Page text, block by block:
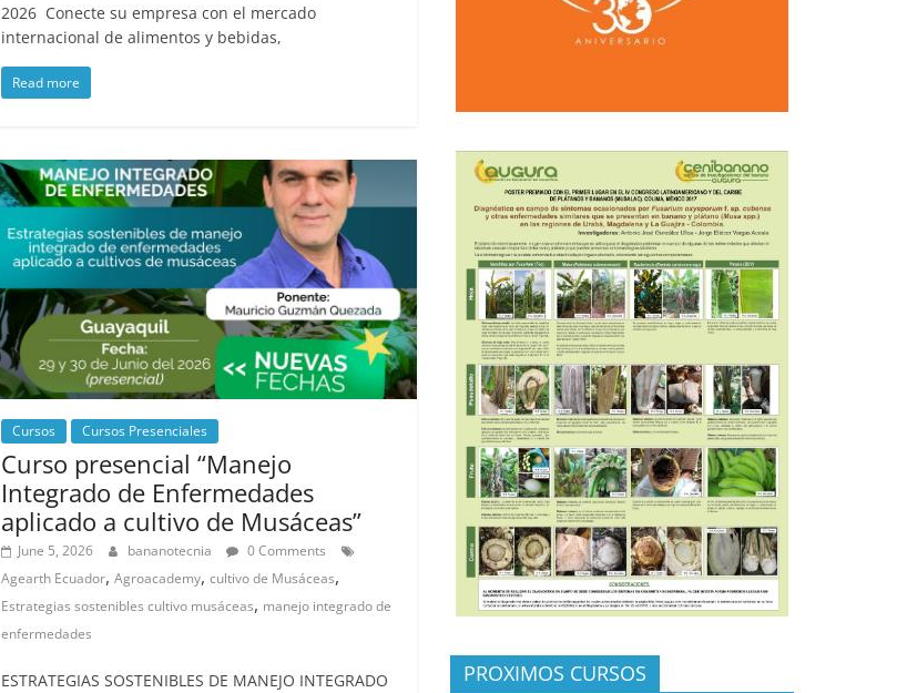
2026 Conecte su empresa con el mercado
internacional de alimentos y bebidas,
Read more
Cursos Cursos Presenciales
Curso presencial “Manejo
Integrado de Enfermedades
aplicado a cultivo de Musáceas”
June 5, 2026 bananotecnia
0 Comments
Agearth Ecuador,Agroacademy,cultivo de Musáceas,
Estrategias sostenibles cultivo musáceas, manejo integrado de
enfermedades
ESTRATEGIAS SOSTENIBLES DE MANEJO INTEGRADO
PROXIMOS CURSOS